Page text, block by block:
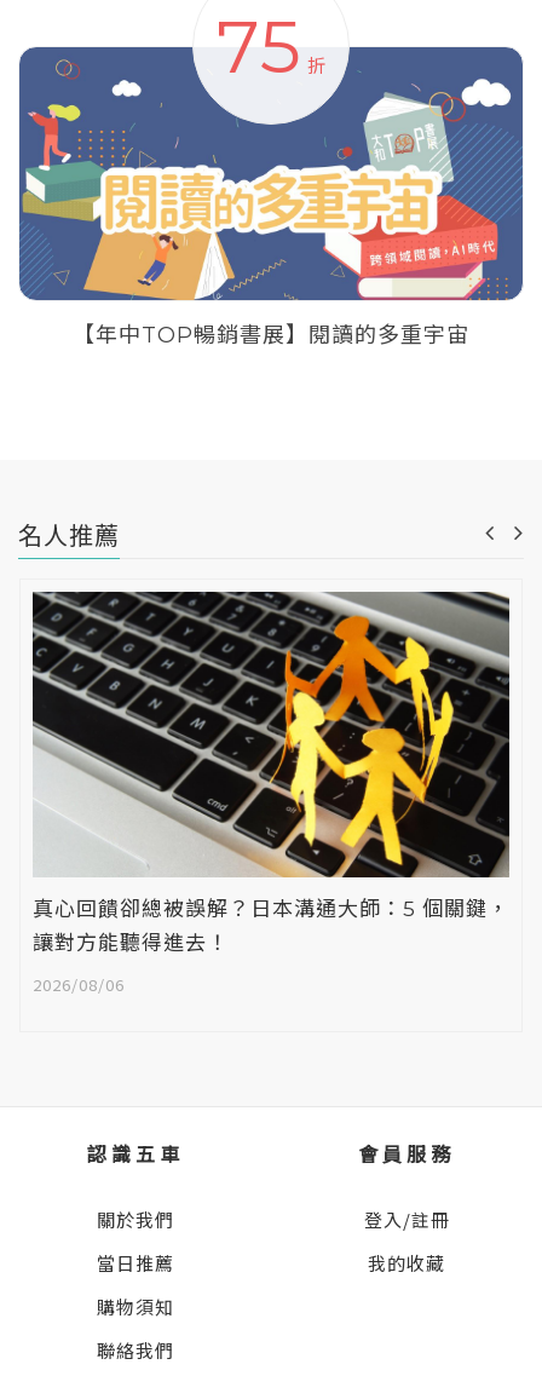
75 折
【年中TOP暢銷書展】閱讀的多重宇宙
名人推薦
真心回饋卻總被誤解？日本溝通大師：5 個關鍵，
讓對方能聽得進去！
2026/08/06
認識五車
關於我們
當日推薦
購物須知
聯絡我們
會員服務
登入/註冊
我的收藏